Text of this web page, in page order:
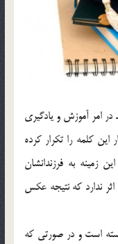
در امر آموزش و يادگيري
کلمه را تکرار کرده
زمينه به فرزندانشان
ندارد که نتيجه عکس
است و در صورتي که